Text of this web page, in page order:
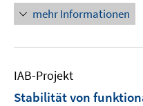
mehr Informationen
IAB-Projekt
Stabilität von